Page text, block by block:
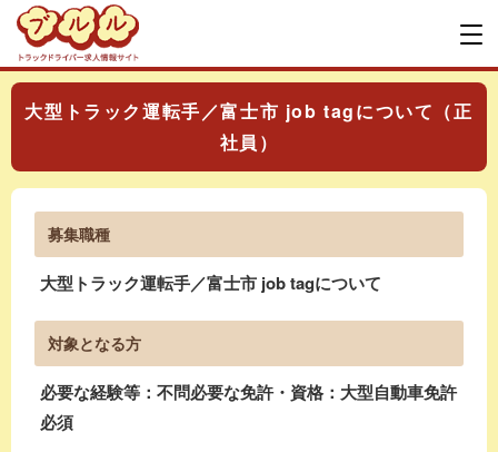
大型トラック運転手／富士市 job tagについて（正
社員）
募集職種
大型トラック運転手／富士市 job tagについて
対象となる方
必要な経験等：不問必要な免許・資格：大型自動車免許
必須